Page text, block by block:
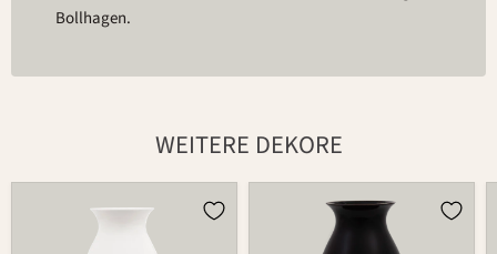
Bollhagen.
WEITERE DEKORE